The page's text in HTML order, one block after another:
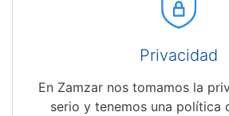
Privacidad
En Zamzar nos tomamos la
serio y tenemos una política